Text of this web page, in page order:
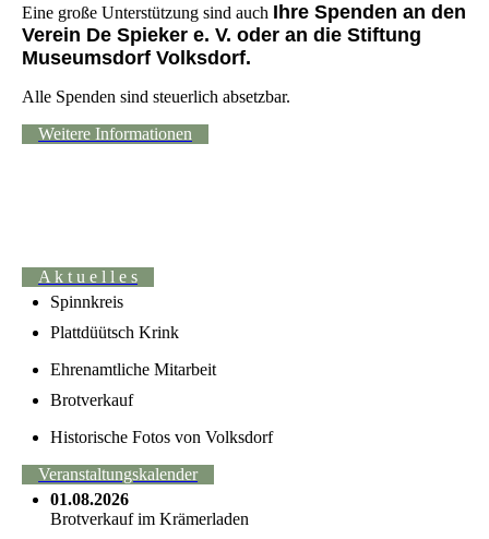
Eine große Unterstützung sind auch Ihre Spenden an den
Verein De Spieker e. V. oder an die Stiftung
Museumsdorf Volksdorf.
Alle Spenden sind steuerlich absetzbar.
Weitere Informationen
A k t u e l l e s
Spinnkreis
Plattdüütsch Krink
Ehrenamtliche Mitarbeit
Brotverkauf
Historische Fotos von Volksdorf
Veranstaltungskalender
01.08.2026
Brotverkauf im Krämerladen